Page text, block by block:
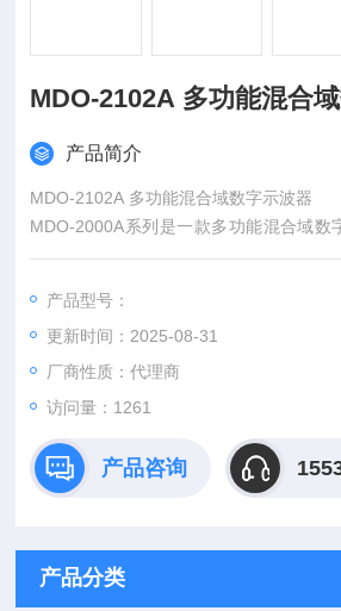
MDO-2102A 多功
产品简介
MDO-2102A 多功能混合域数字示波器
MDO-2000A系列是一款多功能混合域数
范围包括300MHz,200MHz,100MHz。
机种，全系标配频谱分析仪的功能。
个双信道25MHz任意波信号发生器，并
A）功能。
产品型号：
更新时间：2025-08-31
厂商性质：代理商
访问量：1261
产品咨询
产品分类